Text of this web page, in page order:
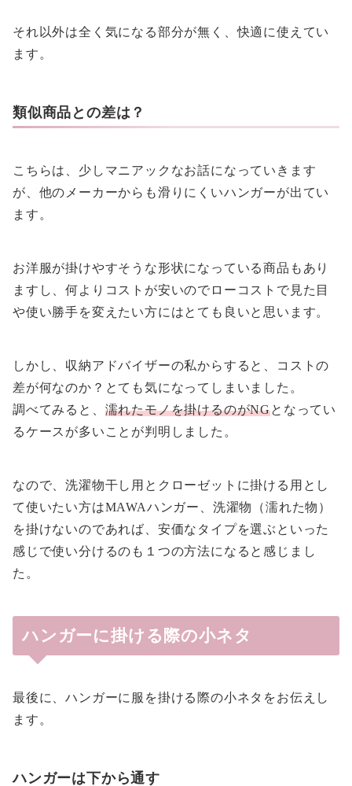
それ以外は全く気になる部分が無く、快適に使えてい
ます。
類似商品との差は？
こちらは、少しマニアックなお話になっていきます
が、他のメーカーからも滑りにくいハンガーが出てい
ます。
お洋服が掛けやすそうな形状になっている商品もあり
ますし、何よりコストが安いのでローコストで見た目
や使い勝手を変えたい方にはとても良いと思います。
しかし、収納アドバイザーの私からすると、コストの
差が何なのか？とても気になってしまいました。
調べてみると、 濡れたモノを掛けるのがNGとなってい
るケースが多いことが判明しました。
なので、洗濯物干し用とクローゼットに掛ける用とし
て使いたい方はMAWAハンガー、洗濯物（濡れた物）
を掛けないのであれば、安価なタイプを選ぶといった
感じで使い分けるのも１つの方法になると感じまし
た。
ハンガーに掛ける際の小ネタ
最後に、ハンガーに服を掛ける際の小ネタをお伝えし
ます。
ハンガーは下から通す